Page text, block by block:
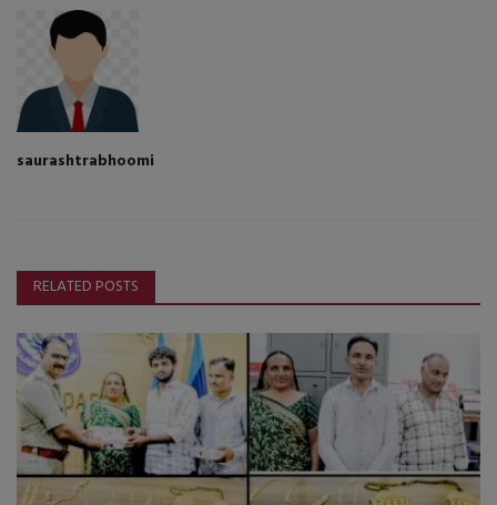
saurashtrabhoomi
RELATED POSTS